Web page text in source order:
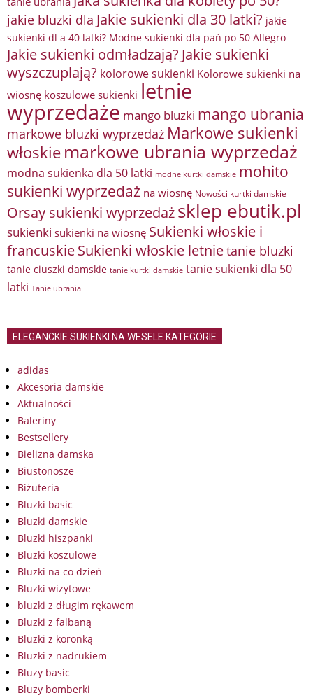
jakie bluzki dla Jakie sukienki dla 30 latki? jakie
sukienki dl a 40 latki? Modne sukienki dla pań po 50 Allegro
Jakie sukienki odmładzają? Jakie sukienki
wyszczuplają? kolorowe sukienki Kolorowe sukienki na
wiosnę koszulowe sukienki letnie
wyprzedaże mango bluzki mango ubrania
markowe bluzki wyprzedaż Markowe sukienki
włoskie markowe ubrania wyprzedaż
modna sukienka dla 50 latki modne kurtki damskie mohito
sukienki wyprzedaż na wiosnę Nowości kurtki damskie
Orsay sukienki wyprzedażsklep ebutik.pl
sukienki sukienki na wiosnę Sukienki włoskie i
francuskieSukienki włoskie letnietanie bluzki
tanie ciuszki damskie tanie kurtki damskie tanie sukienki dla 50
latki Tanie ubrania
ELEGANCKIE SUKIENKI NA WESELE KATEGORIE
adidas
Akcesoria damskie
Aktualności
Baleriny
Bestsellery
Bielizna damska
Biustonosze
Biżuteria
Bluzki basic
Bluzki damskie
Bluzki hiszpanki
Bluzki koszulowe
Bluzki na co dzień
Bluzki wizytowe
bluzki z długim rękawem
Bluzki z falbaną
Bluzki z koronką
Bluzki z nadrukiem
Bluzy basic
Bluzy bomberki